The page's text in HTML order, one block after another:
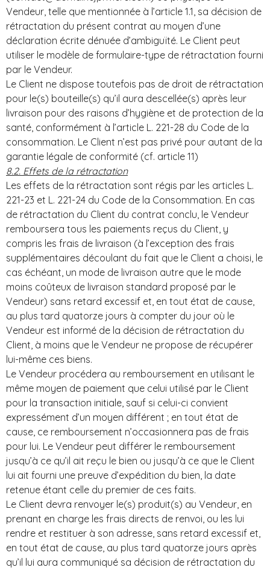
Vendeur, telle que mentionnée à l’article 1.1, sa décision de
rétractation du présent contrat au moyen d’une
déclaration écrite dénuée d’ambiguïté. Le Client peut
utiliser le modèle de formulaire-type de rétractation fourni
par le Vendeur.
Le Client ne dispose toutefois pas de droit de rétractation
pour le(s) bouteille(s) qu’il aura descellée(s) après leur
livraison pour des raisons d’hygiène et de protection de la
santé, conformément à l’article L. 221-28 du Code de la
consommation. Le Client n’est pas privé pour autant de la
garantie légale de conformité (cf. article 11)
8.2. Effets de la rétractation
Les effets de la rétractation sont régis par les articles L.
221-23 et L. 221-24 du Code de la Consommation. En cas
de rétractation du Client du contrat conclu, le Vendeur
remboursera tous les paiements reçus du Client, y
compris les frais de livraison (à l’exception des frais
supplémentaires découlant du fait que le Client a choisi, le
cas échéant, un mode de livraison autre que le mode
moins coûteux de livraison standard proposé par le
Vendeur) sans retard excessif et, en tout état de cause,
au plus tard quatorze jours à compter du jour où le
Vendeur est informé de la décision de rétractation du
Client, à moins que le Vendeur ne propose de récupérer
lui-même ces biens.
Le Vendeur procédera au remboursement en utilisant le
même moyen de paiement que celui utilisé par le Client
pour la transaction initiale, sauf si celui-ci convient
expressément d’un moyen différent ; en tout état de
cause, ce remboursement n’occasionnera pas de frais
pour lui. Le Vendeur peut différer le remboursement
jusqu’à ce qu’il ait reçu le bien ou jusqu’à ce que le Client
lui ait fourni une preuve d’expédition du bien, la date
retenue étant celle du premier de ces faits.
Le Client devra renvoyer le(s) produit(s) au Vendeur, en
prenant en charge les frais directs de renvoi, ou les lui
rendre et restituer à son adresse, sans retard excessif et,
en tout état de cause, au plus tard quatorze jours après
qu’il lui aura communiqué sa décision de rétractation du